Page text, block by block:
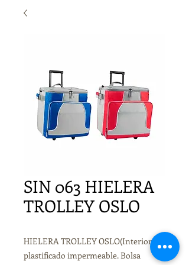
SIN 063 HIELERA
TROLLEY OSLO
HIELERA TROLLEY OSLO(Interior
plastificado impermeable. Bolsa